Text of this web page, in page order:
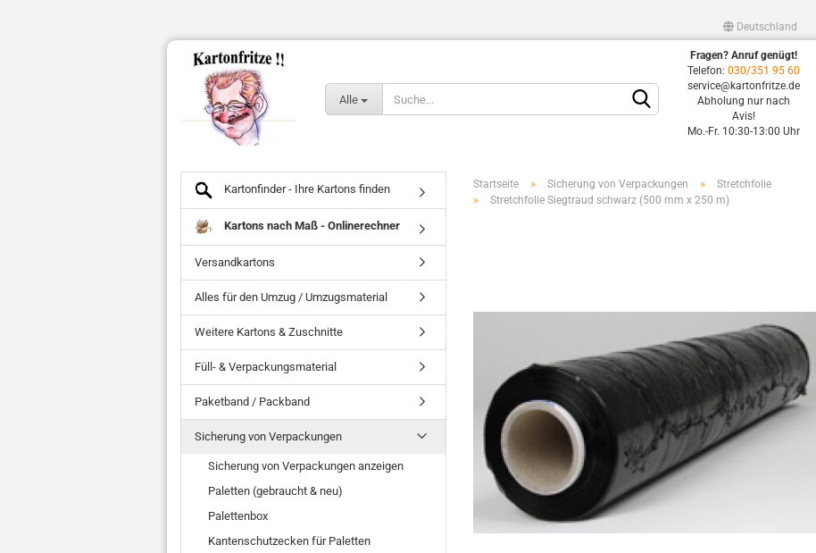
Deutschland
Alle
Fragen? Anruf genügt!
Telefon:030/351 95 60
service@kartonfritze.de
Abholung nur nach
Avis!
Mo.-Fr. 10:30-13:00 Uhr
Startseite » Sicherung von Verpackungen » Stretchfolie
» Stretchfolie Siegtraud schwarz (500 mm x 250 m)
Kartonfinder - Ihre Kartons finden
Kartons nach Maß - Onlinerechner
Versandkartons
Alles für den Umzug / Umzugsmaterial
Weitere Kartons & Zuschnitte
Füll- & Verpackungsmaterial
Paketband / Packband
Sicherung von Verpackungen
Sicherung von Verpackungen anzeigen
Paletten (gebraucht & neu)
Palettenbox
Kantenschutzecken für Paletten